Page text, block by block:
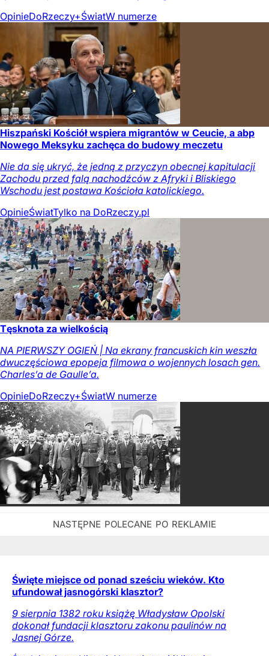
OpinieDoRzeczy+ŚwiatW numerze
Hiszpański Kościół wspiera migrantów w Ceucie, a abp
Nowego Meksyku zachęca do budowy meczetu
Nie da się ukryć, że jedną z przyczyn obecnej kapitulacji
Zachodu przed falą nachodźców z Afryki i Bliskiego
Wschodu jest postawa Kościoła katolickiego.
OpinieŚwiatTylko na DoRzeczy.pl
Tęsknota za wielkością
NA PIERWSZY OGIEŃ | Na ekrany francuskich kin weszła
dwuczęściowa epopeja filmowa o wojennych losach gen.
Charles’a de Gaulle’a.
OpinieDoRzeczy+ŚwiatW numerze
Święte miejsce od ponad sześciu wieków. Kto
ufundował jasnogórski klasztor?
9 sierpnia 1382 roku książę Władysław Opolski
dokonał fundacji klasztoru zakonu paulinów na
Jasnej Górze.